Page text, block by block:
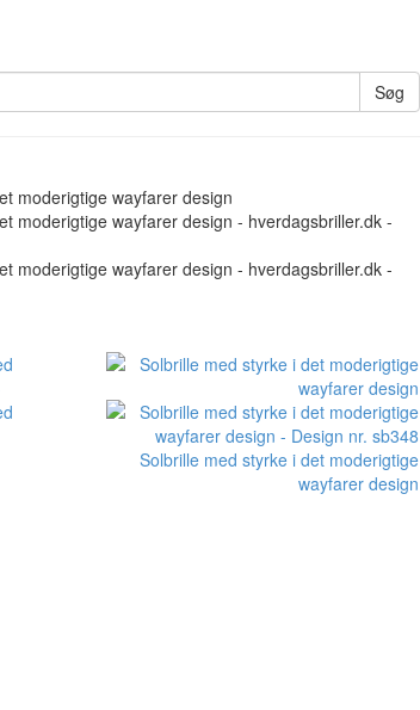
Søg
Solbrille med styrke i det moderigtige
wayfarer design